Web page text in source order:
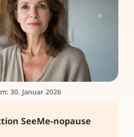
30. Januar 2026
SeeMe-nopause